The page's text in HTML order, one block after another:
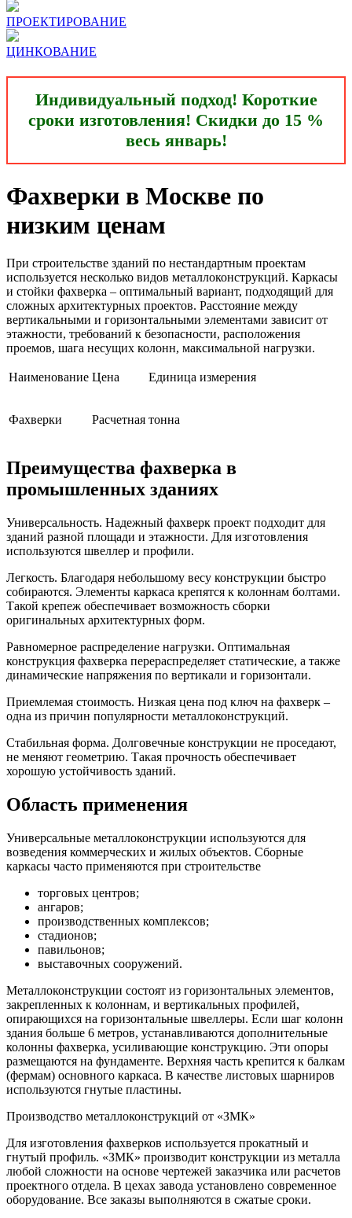
ПРОЕКТИРОВАНИЕ
ЦИНКОВАНИЕ
Индивидуальный подход! Короткие
сроки изготовления! Скидки до 15 %
весь январь!
Фахверки в Москве по
низким ценам
При строительстве зданий по нестандартным проектам
используется несколько видов металлоконструкций. Каркасы
и стойки фахверка – оптимальный вариант, подходящий для
сложных архитектурных проектов. Расстояние между
вертикальными и горизонтальными элементами зависит от
этажности, требований к безопасности, расположения
проемов, шага несущих колонн, максимальной нагрузки.
Наименование Цена Единица измерения
Фахверки Расчетная тонна
Преимущества фахверка в
промышленных зданиях
Универсальность. Надежный фахверк проект подходит для
зданий разной площади и этажности. Для изготовления
используются швеллер и профили.
Легкость. Благодаря небольшому весу конструкции быстро
собираются. Элементы каркаса крепятся к колоннам болтами.
Такой крепеж обеспечивает возможность сборки
оригинальных архитектурных форм.
Равномерное распределение нагрузки. Оптимальная
конструкция фахверка перераспределяет статические, а также
динамические напряжения по вертикали и горизонтали.
Приемлемая стоимость. Низкая цена под ключ на фахверк –
одна из причин популярности металлоконструкций.
Стабильная форма. Долговечные конструкции не проседают,
не меняют геометрию. Такая прочность обеспечивает
хорошую устойчивость зданий.
Область применения
Универсальные металлоконструкции используются для
возведения коммерческих и жилых объектов. Сборные
каркасы часто применяются при строительстве
торговых центров;
ангаров;
производственных комплексов;
стадионов;
павильонов;
выставочных сооружений.
Металлоконструкции состоят из горизонтальных элементов,
закрепленных к колоннам, и вертикальных профилей,
опирающихся на горизонтальные швеллеры. Если шаг колонн
здания больше 6 метров, устанавливаются дополнительные
колонны фахверка, усиливающие конструкцию. Эти опоры
размещаются на фундаменте. Верхняя часть крепится к балкам
(фермам) основного каркаса. В качестве листовых шарниров
используются гнутые пластины.
Производство металлоконструкций от «ЗМК»
Для изготовления фахверков используется прокатный и
гнутый профиль. «ЗМК» производит конструкции из металла
любой сложности на основе чертежей заказчика или расчетов
проектного отдела. В цехах завода установлено современное
оборудование. Все заказы выполняются в сжатые сроки.